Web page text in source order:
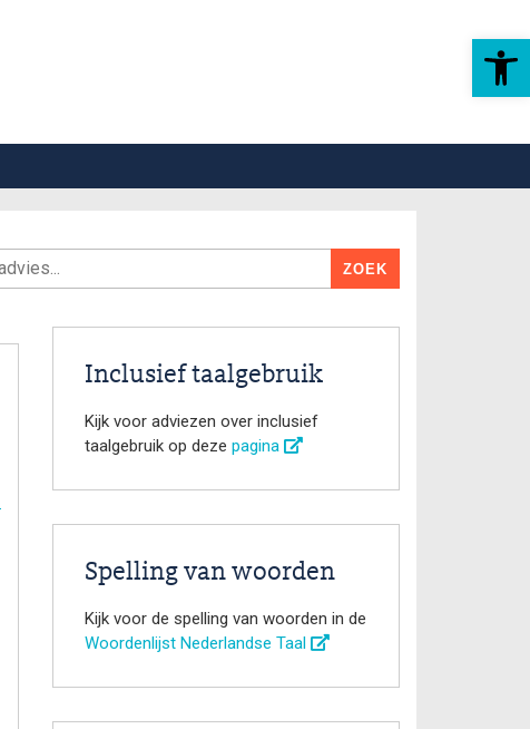
Toolbar openen
Inclusief taalgebruik
Kijk voor adviezen over inclusief
taalgebruik op deze pagina
Spelling van woorden
Kijk voor de spelling van woorden in de
Woordenlijst Nederlandse Taal